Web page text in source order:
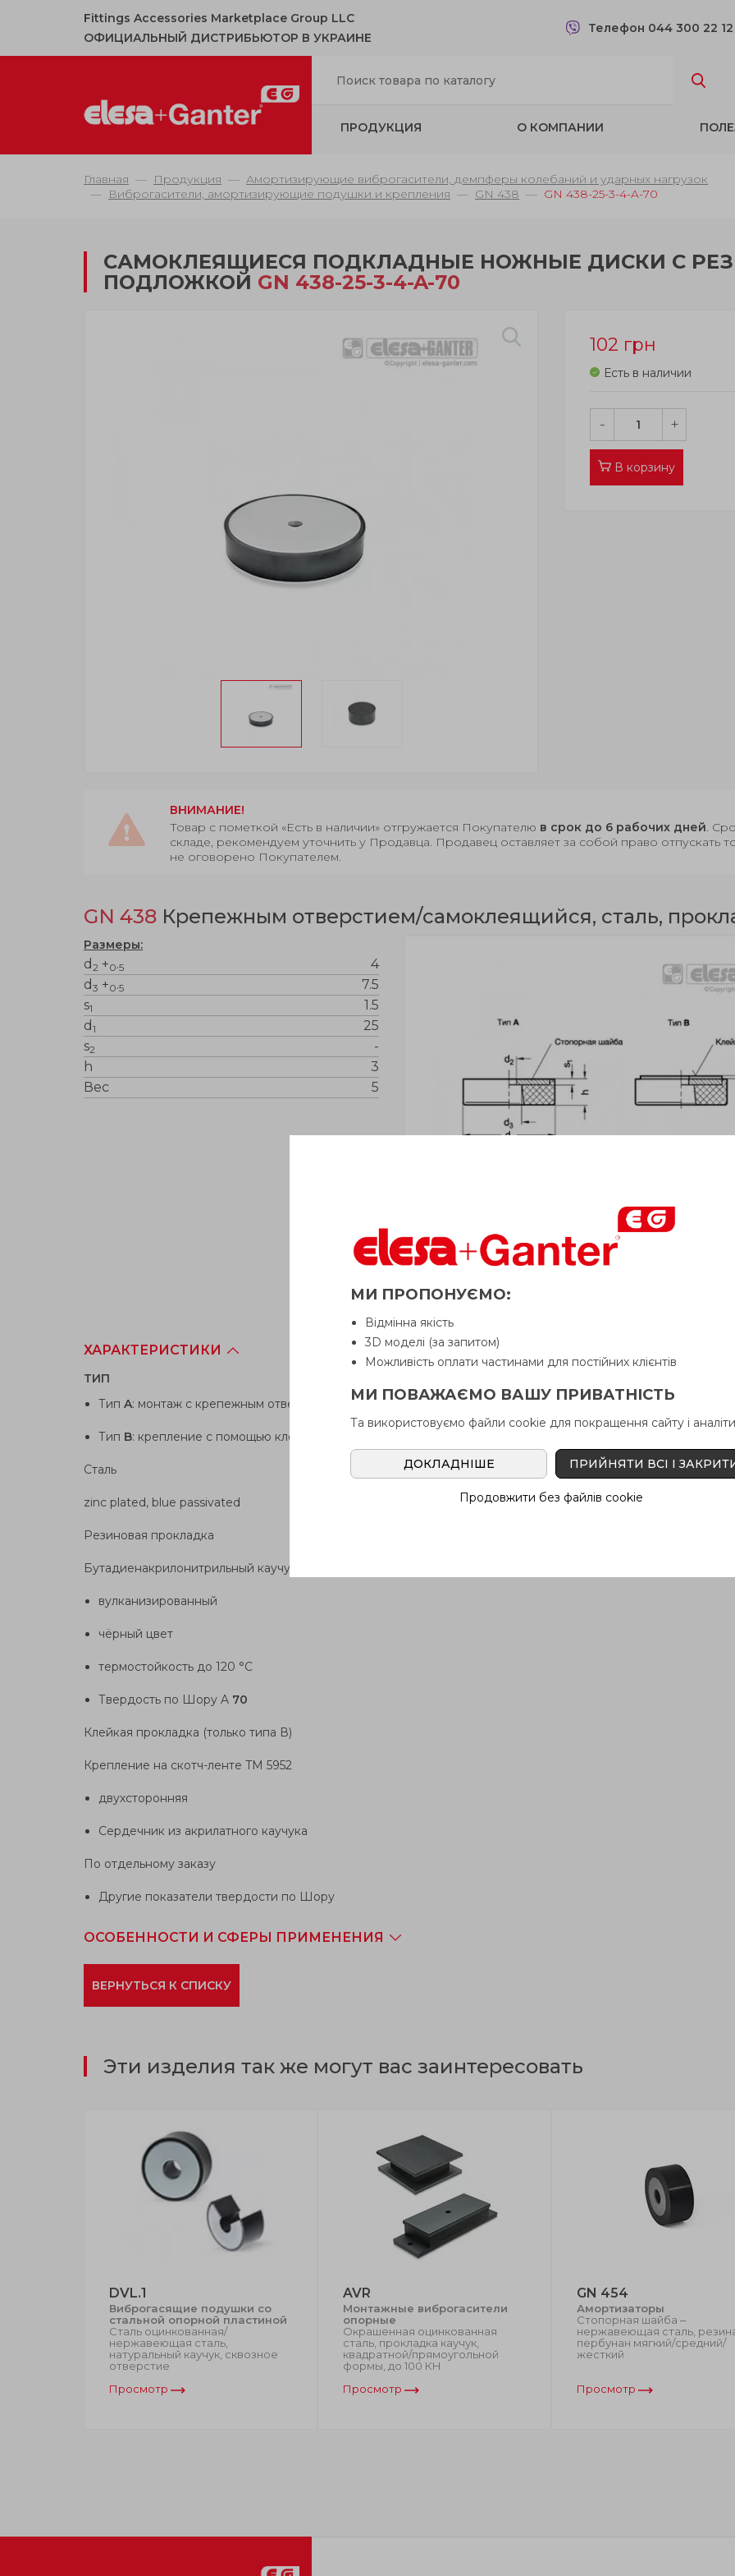
Fittings Accessories Marketplace Group LLC
ОФИЦИАЛЬНЫЙ ДИСТРИБЬЮТОР В УКРАИНЕ
Телефон 044 300 22 12
ПРОДУКЦИЯ О КОМПАНИИ
Главная Продукция
Амортизирующие виброгасители, демпферы колебаний и ударных нагрузок
Виброгасители, амортизирующие подушки и крепления
GN 438 GN 438-25-3-4-A-70
САМОКЛЕЯЩИЕСЯ ПОДКЛАДНЫЕ НОЖНЫЕ ДИСКИ С
ПОДЛОЖКОЙ GN 438-25-3-4-A-70
102 грн
Есть в наличии
- +
В корзину
ВНИМАНИЕ!
Товар с пометкой «Есть в наличии» отгружается Покупателю в срок до 6 рабочих дней.
складе, рекомендуем уточнить у Продавца. Продавец оставляет за собой право отпускать
не оговорено Покупателем.
GN 438 Крепежным отверстием/самоклеящийся, сталь,
Размеры:
d 2 +0.5
4
d 3 +0.5
7.5
s1
1.5
d 1
25
s2
-
h
3
Вес
5
ХАРАКТЕРИСТИКИ
TИП
Тип A: монтаж с крепежным отверстием
Тип B: крепление с помощью клейкой прокладки
Сталь
zinc plated, blue passivated
Резиновая прокладка
Бутадиенакрилонитрильный каучук (NBR)
вулканизированный
чёрный цвет
термостойкость до 120 °C
Твердость по Шору A 70
Клейкая прокладка (только типа В)
Крепление на скотч-ленте TM 5952
двухсторонняя
Сердечник из акрилатного каучука
По отдельному заказу
Другие показатели твердости по Шору
ОСОБЕННОСТИ И СФЕРЫ ПРИМЕНЕНИЯ
ВЕРНУТЬСЯ К СПИСКУ
Эти изделия так же могут вас заинтересовать
DVL.1
Виброгасящие подушки со
стальной опорной пластиной
Сталь оцинкованная/
нержавеющая сталь,
натуральный каучук, сквозное
отверстие
Просмотр
AVR
Монтажные виброгасители
опорные
Окрашенная оцинкованная
сталь, прокладка каучук,
квадратной/прямоугольной
формы, до 100 КН
Просмотр
GN 454
Амортизаторы
Стопорная шайба ‒
нержавеющая сталь,
пербунан мягкий/средний/
жесткий
Просмотр
МИ ПРОПОНУЄМО:
Відмінна якість
3D моделі (за запитом)
Можливість оплати частинами для постійних клієнтів
МИ ПОВАЖАЄМО ВАШУ ПРИВАТНІСТЬ
Та використовуємо файли cookie для покращення сайту і
ДОКЛАДНІШЕ ПРИЙНЯТИ ВСІ І
Продовжити без файлів cookie